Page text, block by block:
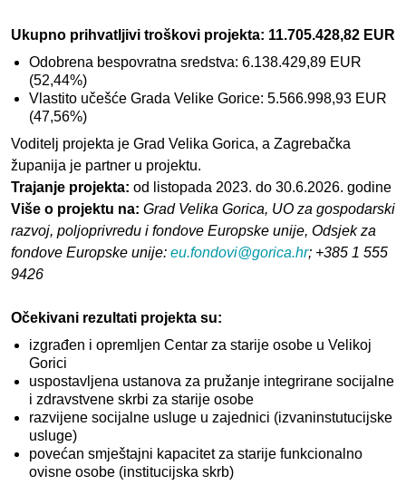
Ukupno prihvatljivi troškovi projekta: 11.705.428,82 EUR
Odobrena bespovratna sredstva: 6.138.429,89 EUR
(52,44%)
Vlastito učešće Grada Velike Gorice: 5.566.998,93 EUR
(47,56%)
Voditelj projekta je Grad Velika Gorica, a Zagrebačka
županija je partner u projektu.
Trajanje projekta: od listopada 2023. do 30.6.2026. godine
Više o projektu na: Grad Velika Gorica, UO za gospodarski
razvoj, poljoprivredu i fondove Europske unije, Odsjek za
fondove Europske unije: eu.fondovi@gorica.hr; +385 1 555
9426
Očekivani rezultati projekta su:
izgrađen i opremljen Centar za starije osobe u Velikoj
Gorici
uspostavljena ustanova za pružanje integrirane socijalne
i zdravstvene skrbi za starije osobe
razvijene socijalne usluge u zajednici (izvaninstutucijske
usluge)
povećan smještajni kapacitet za starije funkcionalno
ovisne osobe (institucijska skrb)